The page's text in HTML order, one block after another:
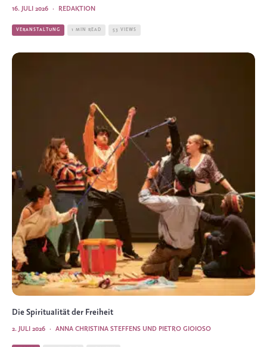
REDAKTION
·
16. JULI 2026
VERANSTALTUNG 1 MIN READ 53 VIEWS
Die Spiritualität der Freiheit
ANNA CHRISTINA STEFFENS UND PIETRO GIOIOSO
·
2. JULI 2026